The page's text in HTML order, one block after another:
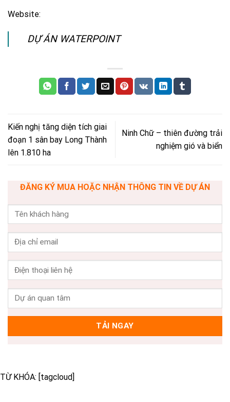
Website:
DỰ ÁN WATERPOINT
Kiến nghị tăng diện tích giai
đoạn 1 sân bay Long Thành
lên 1.810 ha
Ninh Chữ – thiên đường trải
nghiệm gió và biển
ĐĂNG KÝ MUA HOẶC NHẬN THÔNG TIN VỀ DỰ ÁN
TỪ KHÓA: [tagcloud]